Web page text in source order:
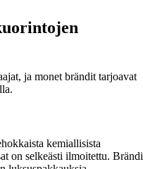
ja monet brändit tarjoavat
kemiallisista
on selkeästi ilmoitettu. Brändi